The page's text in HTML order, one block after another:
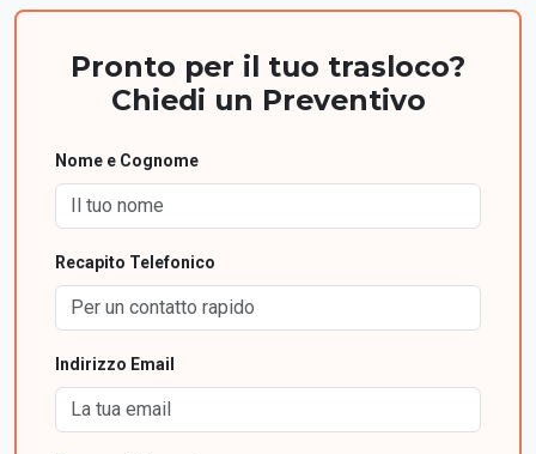
Pronto per il tuo trasloco?
Chiedi un Preventivo
Nome e Cognome
Recapito Telefonico
Indirizzo Email